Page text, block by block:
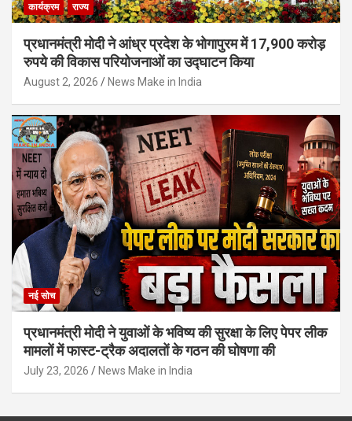
कार्यक्रम राज्य
प्रधानमंत्री मोदी ने आंध्र प्रदेश के भोगापुरम में 17,900 करोड़
रुपये की विकास परियोजनाओं का उद्घाटन किया
August 2, 2026 News Make in India
नई सोच
प्रधानमंत्री मोदी ने युवाओं के भविष्य की सुरक्षा के लिए पेपर लीक
मामलों में फास्ट-ट्रैक अदालतों के गठन की घोषणा की
July 23, 2026 News Make in India